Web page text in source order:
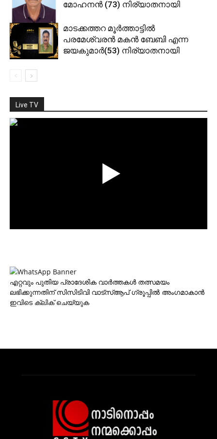
മോഹനന്‍ (73) നിര്യാതനായി
മാടക്കത്തറ മൂര്‍ത്താട്ടില്‍
പരമേശ്വരന്‍ മകന്‍ ബേബി എന്ന
ജയകുമാര്‍(53) നിര്യാതനായി
Live TV
എറ്റവും പുതിയ പ്രാദേശിക വാര്‍ത്തകള്‍ തത്സമയം
ലഭിക്കുന്നതിന് സിസിടിവി വാട്‌സ്ആപ് ഗ്രൂപ്പില്‍ അംഗമാകാന്‍
ഇവിടെ ക്ലിക് ചെയ്യുക